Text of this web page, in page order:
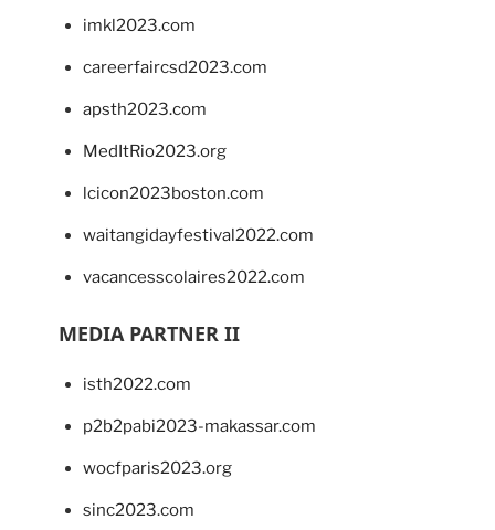
imkl2023.com
careerfaircsd2023.com
apsth2023.com
MedItRio2023.org
lcicon2023boston.com
waitangidayfestival2022.com
vacancesscolaires2022.com
MEDIA PARTNER II
isth2022.com
p2b2pabi2023-makassar.com
wocfparis2023.org
sinc2023.com